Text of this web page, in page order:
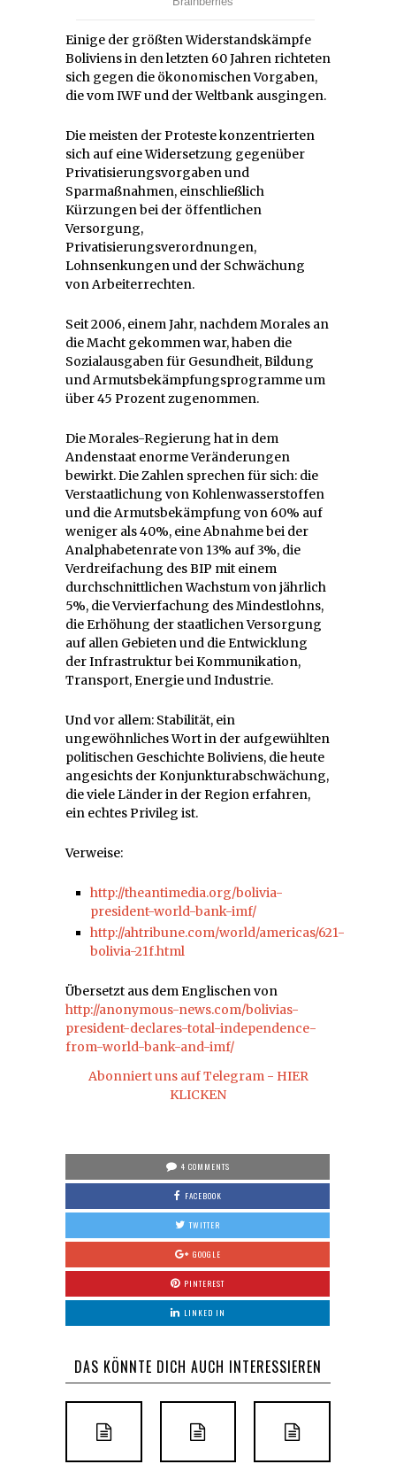
Einige der größten Widerstandskämpfe
Boliviens in den letzten 60 Jahren richteten
sich gegen die ökonomischen Vorgaben,
die vom IWF und der Weltbank ausgingen.
Die meisten der Proteste konzentrierten
sich auf eine Widersetzung gegenüber
Privatisierungsvorgaben und
Sparmaßnahmen, einschließlich
Kürzungen bei der öffentlichen
Versorgung,
Privatisierungsverordnungen,
Lohnsenkungen und der Schwächung
von Arbeiterrechten.
Seit 2006, einem Jahr, nachdem Morales an
die Macht gekommen war, haben die
Sozialausgaben für Gesundheit, Bildung
und Armutsbekämpfungsprogramme um
über 45 Prozent zugenommen.
Die Morales-Regierung hat in dem
Andenstaat enorme Veränderungen
bewirkt. Die Zahlen sprechen für sich: die
Verstaatlichung von Kohlenwasserstoffen
und die Armutsbekämpfung von 60% auf
weniger als 40%, eine Abnahme bei der
Analphabetenrate von 13% auf 3%, die
Verdreifachung des BIP mit einem
durchschnittlichen Wachstum von jährlich
5%, die Vervierfachung des Mindestlohns,
die Erhöhung der staatlichen Versorgung
auf allen Gebieten und die Entwicklung
der Infrastruktur bei Kommunikation,
Transport, Energie und Industrie.
Und vor allem: Stabilität, ein
ungewöhnliches Wort in der aufgewühlten
politischen Geschichte Boliviens, die heute
angesichts der Konjunkturabschwächung,
die viele Länder in der Region erfahren,
ein echtes Privileg ist.
Verweise:
http://theantimedia.org/bolivia-
president-world-bank-imf/
http://ahtribune.com/world/americas/621-
bolivia-21f.html
Übersetzt aus dem Englischen von
http://anonymous-news.com/bolivias-
president-declares-total-independence-
from-world-bank-and-imf/
Abonniert uns auf Telegram - HIER
KLICKEN
4 COMMENTS
FACEBOOK
TWITTER
GOOGLE
PINTEREST
LINKED IN
DAS KÖNNTE DICH AUCH INTERESSIEREN